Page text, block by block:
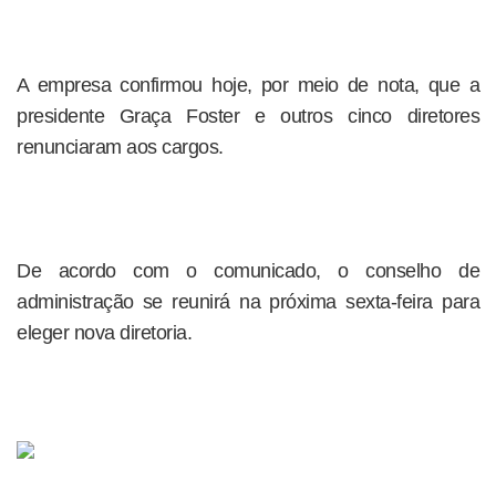
A empresa confirmou hoje, por meio de nota, que a
presidente Graça Foster e outros cinco diretores
renunciaram aos cargos.
De acordo com o comunicado, o conselho de
administração se reunirá na próxima sexta-feira para
eleger nova diretoria.